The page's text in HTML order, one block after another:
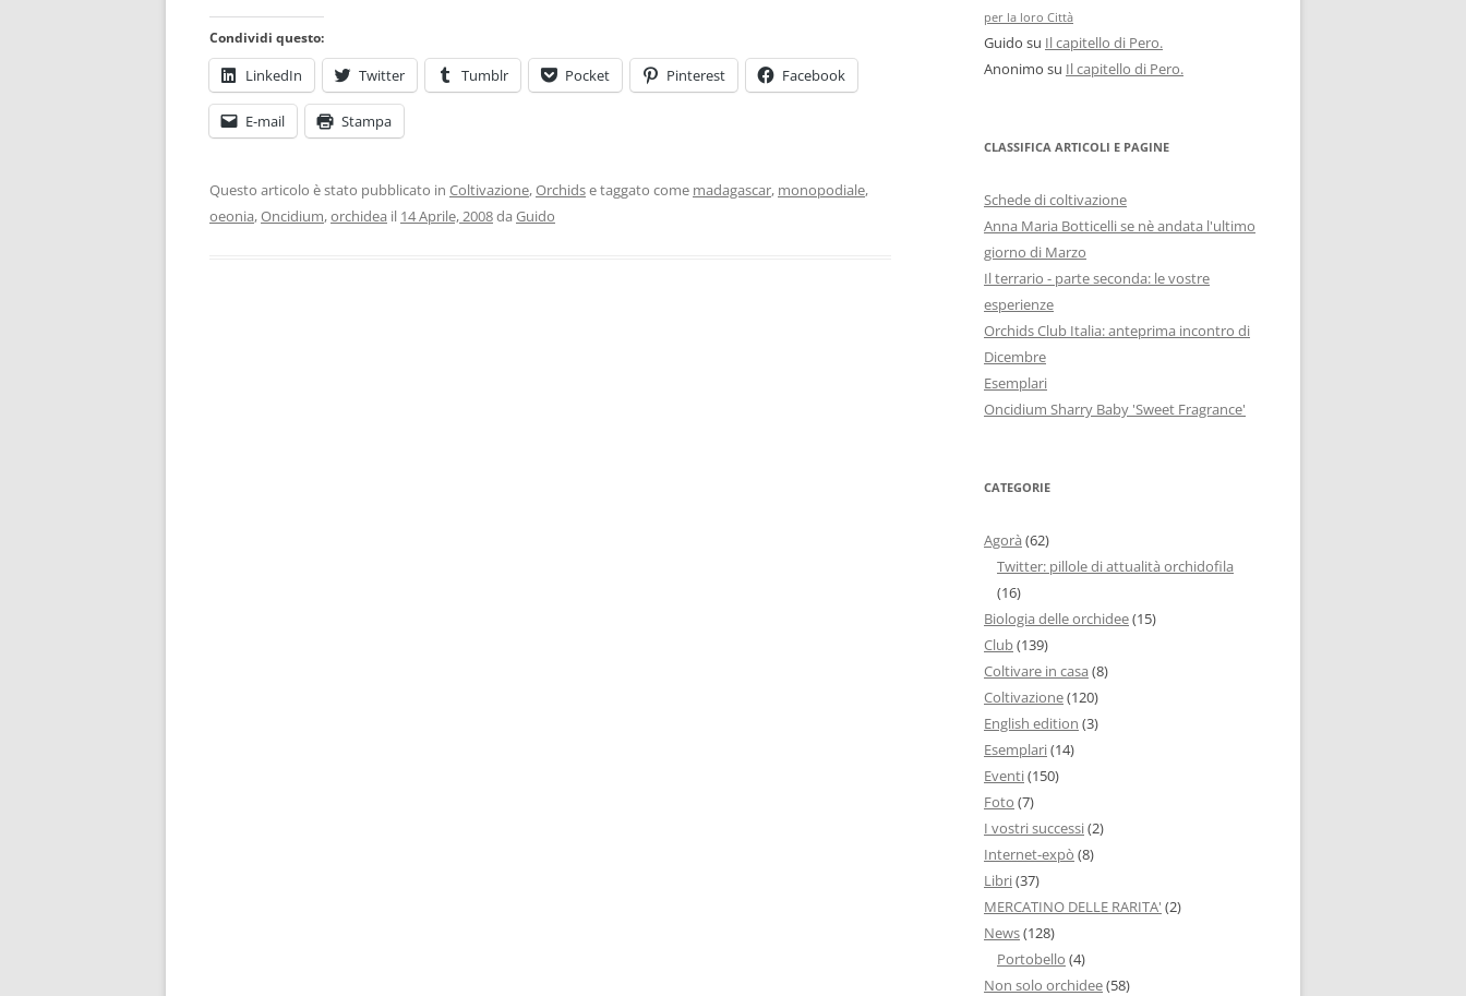
Condividi questo:
LinkedIn Twitter Tumblr Pocket Pinterest Facebook
E-mail Stampa
Questo articolo è stato pubblicato in Coltivazione,Orchidse taggato come madagascar, monopodiale,
oeonia,Oncidium,orchidea il 14 Aprile, 2008da Guido
per la loro Città
Guido su Il capitello di Pero.
Anonimo su Il capitello di Pero.
CLASSIFICA ARTICOLI E PAGINE
Schede di coltivazione
Anna Maria Botticelli se nè andata l'ultimo
giorno di Marzo
Il terrario - parte seconda: le vostre
esperienze
Orchids Club Italia: anteprima incontro di
Dicembre
Esemplari
Oncidium Sharry Baby 'Sweet Fragrance'
CATEGORIE
Agorà (62)
Twitter: pillole di attualità orchidofila
(16)
Biologia delle orchidee(15)
Club(139)
Coltivare in casa (8)
Coltivazione(120)
English edition (3)
Esemplari(14)
Eventi(150)
Foto (7)
I vostri successi(2)
Internet-expò (8)
Libri(37)
MERCATINO DELLE RARITA' (2)
News(128)
Portobello (4)
Non solo orchidee(58)